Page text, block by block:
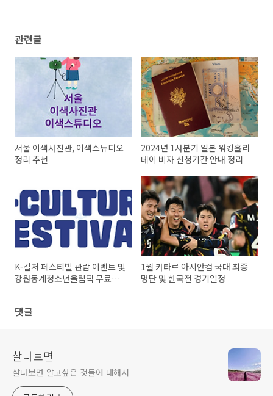
관련글
서울 이색사진관, 이색스튜디오
정리 추천
2024년 1사분기 일본 워킹홀리
데이 비자 신청기간 안내 정리
K-컬처 페스티벌 관람 이벤트 및
강원동계청소년올림픽 무료예
1월 카타르 아시안컵 국대 최종
명단 및 한국전 경기일정
댓글
살다보면
살다보면 알고싶은 것들에 대해서